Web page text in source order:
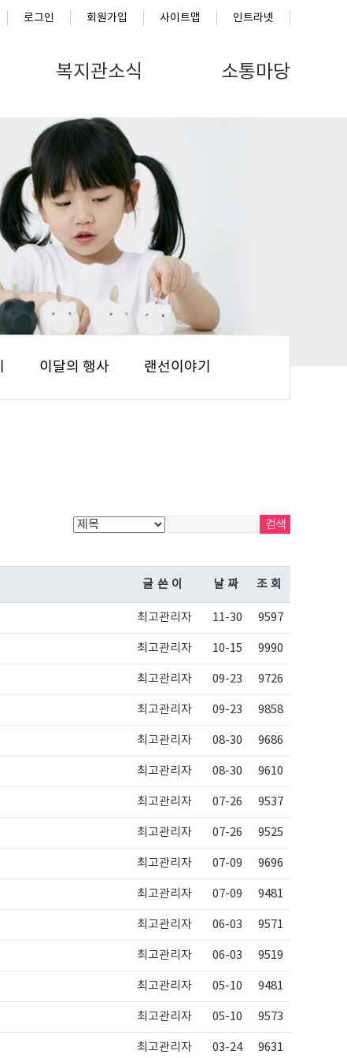
로그인 회원가입 사이트맵 인트라넷
복지관소식 소통마당
이달의 행사 랜선이야기
글쓴이 날짜 조회
최고관리자 11-30 9597
최고관리자 10-15 9990
최고관리자 09-23 9726
최고관리자 09-23 9858
최고관리자 08-30 9686
최고관리자 08-30 9610
최고관리자 07-26 9537
최고관리자 07-26 9525
최고관리자 07-09 9696
최고관리자 07-09 9481
최고관리자 06-03 9571
최고관리자 06-03 9519
최고관리자 05-10 9481
최고관리자 05-10 9573
최고관리자 03-24 9631